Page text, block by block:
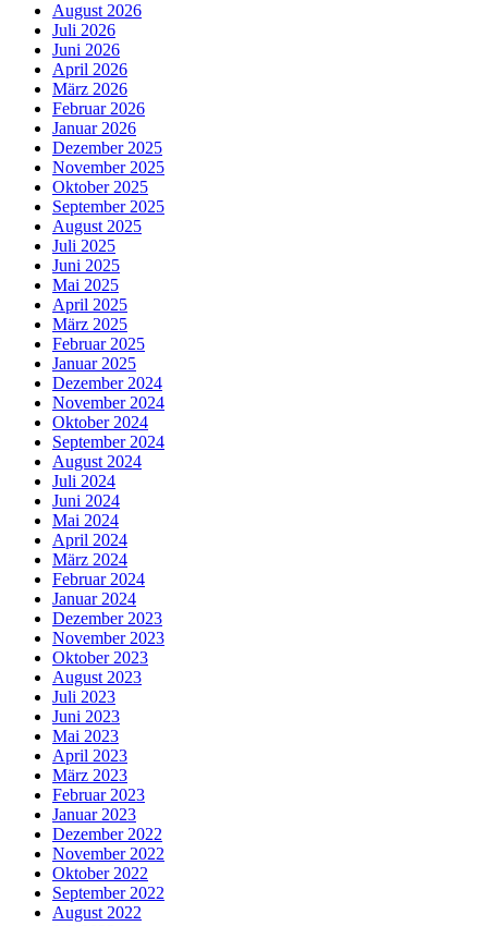
August 2026
Juli 2026
Juni 2026
April 2026
März 2026
Februar 2026
Januar 2026
Dezember 2025
November 2025
Oktober 2025
September 2025
August 2025
Juli 2025
Juni 2025
Mai 2025
April 2025
März 2025
Februar 2025
Januar 2025
Dezember 2024
November 2024
Oktober 2024
September 2024
August 2024
Juli 2024
Juni 2024
Mai 2024
April 2024
März 2024
Februar 2024
Januar 2024
Dezember 2023
November 2023
Oktober 2023
August 2023
Juli 2023
Juni 2023
Mai 2023
April 2023
März 2023
Februar 2023
Januar 2023
Dezember 2022
November 2022
Oktober 2022
September 2022
August 2022